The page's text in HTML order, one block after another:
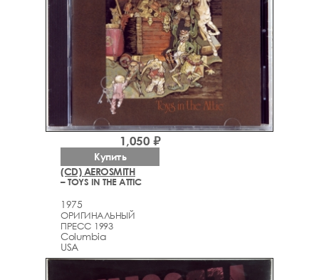
(CD) AEROSMITH
– TOYS IN THE ATTIC
1975
ОРИГИНАЛЬНЫЙ
ПРЕСС 1993
Columbia
USA
1,050 ₽
Купить